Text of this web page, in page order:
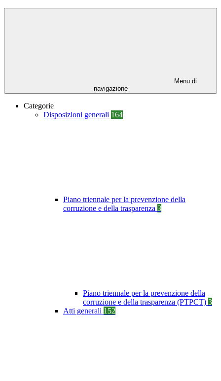
Menu di
navigazione
Categorie
Disposizioni generali 164
Piano triennale per la prevenzione della
corruzione e della trasparenza 3
Piano triennale per la prevenzione della
corruzione e della trasparenza (PTPCT) 3
Atti generali 152